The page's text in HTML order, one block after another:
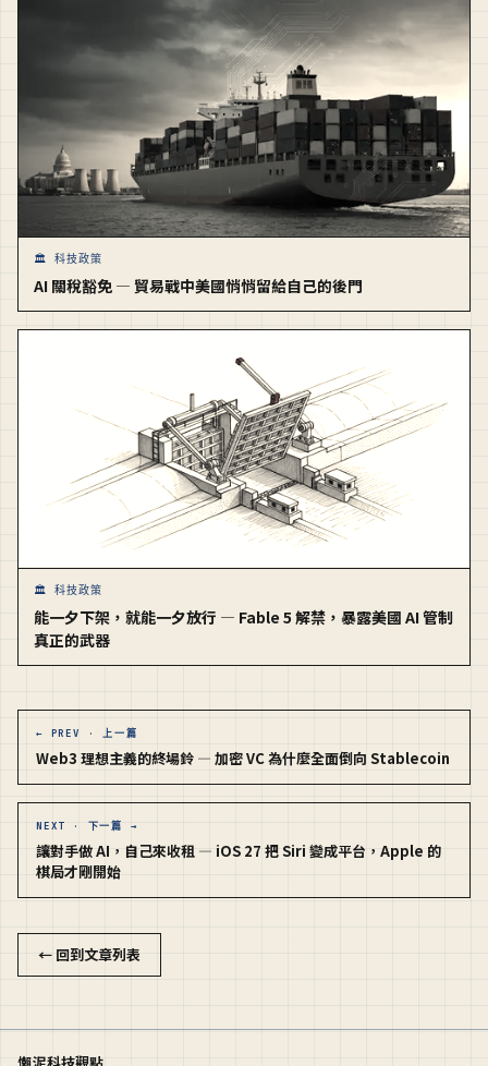
🏛️ 科技政策
AI 關稅豁免 — 貿易戰中美國悄悄留給自己的後門
🏛️ 科技政策
能一夕下架，就能一夕放行 — Fable 5 解禁，暴露美國 AI 管制
真正的武器
← PREV · 上一篇
Web3 理想主義的終場鈴 — 加密 VC 為什麼全面倒向 Stablecoin
NEXT · 下一篇 →
讓對手做 AI，自己來收租 — iOS 27 把 Siri 變成平台，Apple 的
棋局才剛開始
← 回到文章列表
懶泥科技觀點